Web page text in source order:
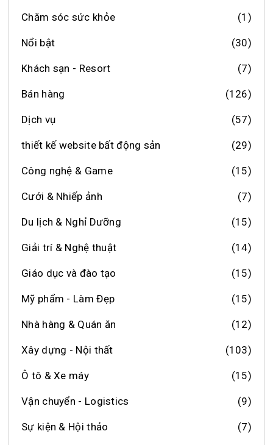
Chăm sóc sức khỏe (1)
Nổi bật (30)
Khách sạn - Resort (7)
Bán hàng (126)
Dịch vụ (57)
thiết kế website bất động sản (29)
Công nghệ & Game (15)
Cưới & Nhiếp ảnh (7)
Du lịch & Nghỉ Dưỡng (15)
Giải trí & Nghệ thuật (14)
Giáo dục và đào tạo (15)
Mỹ phẩm - Làm Đẹp (15)
Nhà hàng & Quán ăn (12)
Xây dựng - Nội thất (103)
Ô tô & Xe máy (15)
Vận chuyển - Logistics (9)
Sự kiện & Hội thảo (7)